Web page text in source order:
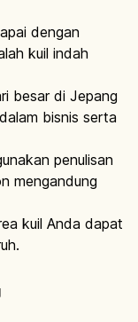
dengan
kuil indah
besar di Jepang
bisnis serta
penulisan
mengandung
kuil Anda dapat